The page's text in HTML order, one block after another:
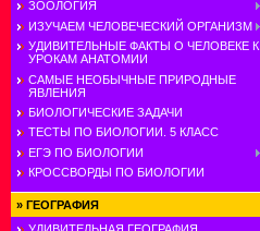
ЗООЛОГИЯ
ИЗУЧАЕМ ЧЕЛОВЕЧЕСКИЙ ОРГАНИЗМ
УДИВИТЕЛЬНЫЕ ФАКТЫ О ЧЕЛОВЕКЕ К
УРОКАМ АНАТОМИИ
САМЫЕ НЕОБЫЧНЫЕ ПРИРОДНЫЕ
ЯВЛЕНИЯ
БИОЛОГИЧЕСКИЕ ЗАДАЧИ
ТЕСТЫ ПО БИОЛОГИИ. 5 КЛАСС
ЕГЭ ПО БИОЛОГИИ
КРОССВОРДЫ ПО БИОЛОГИИ
» ГЕОГРАФИЯ